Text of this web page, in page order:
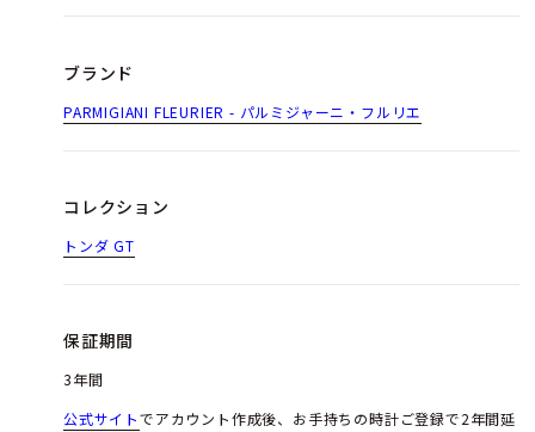
ブランド
PARMIGIANI FLEURIER - パルミジャーニ・フルリエ
コレクション
トンダ GT
保証期間
3年間
公式サイトでアカウント作成後、お手持ちの時計ご登録で2年間延